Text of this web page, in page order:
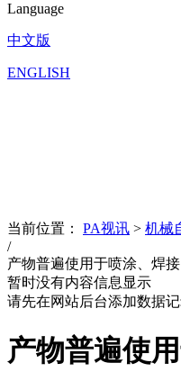
Language
中文版
ENGLISH
当前位置： PA视讯 > 机械
/
产物普遍使用于喷涂、焊
暂时没有内容信息显示
请先在网站后台添加数据记
产物普遍使